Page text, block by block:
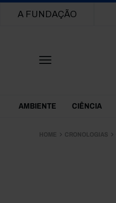
Main navigation
A FUNDAÇÃO
Themes Menu
AMBIENTE CIÊNCIA
HOME CRONOLOGIAS